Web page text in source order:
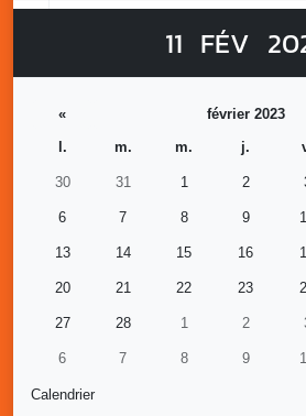
11 FÉV
Calendrier
« février 2023
l.
m. m. j.
30 31 1 2
6 7 8 9
13 14 15 16
20 21 22 23
27 28 1 2
6 7 8 9